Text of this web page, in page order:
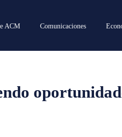
ACM Comunicaciones